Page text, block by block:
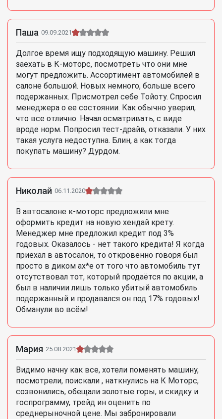
Паша 09.09.2021
Долгое время ищу подходящую машину. Решил
заехать в К-моторс, посмотреть что они мне
могут предложить. Ассортимент автомобилей в
салоне большой. Новых немного, больше всего
подержанных. Присмотрел себе Тойоту. Спросил
менеджера о ее состоянии. Как обычно уверил,
что все отлично. Начал осматривать, с виде
вроде норм. Попросил тест-драйв, отказали. У них
такая услуга недоступна. Блин, а как тогда
покупать машину? Дурдом.
Николай 06.11.2020
В автосалоне к-моторс предложили мне
оформить кредит на новую хендай крету.
Менеджер мне предложил кредит под 3%
годовых. Оказалось - нет такого кредита! Я когда
приехал в автосалон, то откровенно говоря был
просто в диком ах*е от того что автомобиль тут
отсутствовал тот, который продаётся по акции, а
был в наличии лишь только убитый автомобиль
подержанный и продавался он под 17% годовых!
Обманули во всём!
Мария 25.08.2021
Видимо начну как все, хотели поменять машину,
посмотрели, поискали , наткнулись на К Моторс,
созвонились, обещали золотые горы, и скидку и
госпрограмму, трейд ин оценить по
среднерыночной цене. Мы забронировали